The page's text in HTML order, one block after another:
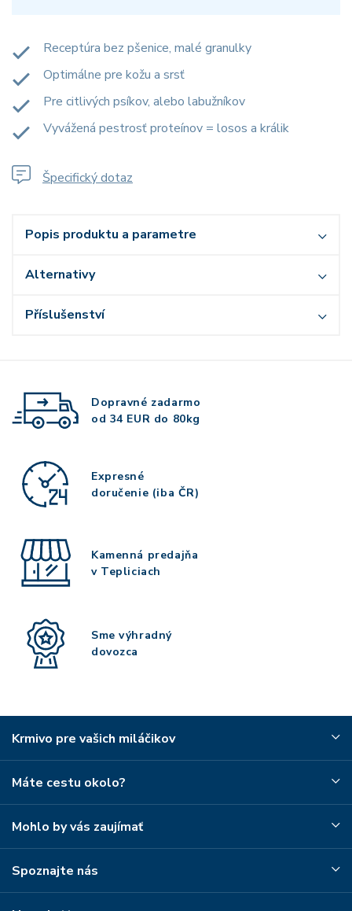
Receptúra bez pšenice, malé granulky
Optimálne pre kožu a srsť
Pre citlivých psíkov, alebo labužníkov
Vyvážená pestrosť proteínov = losos a králik
Špecifický dotaz
Popis produktu a parametre
Alternativy
Příslušenství
Dopravné zadarmo
od 34 EUR do 80kg
Expresné
doručenie (iba ČR)
Kamenná predajňa
v Tepliciach
Sme výhradný
dovozca
Krmivo pre vašich miláčikov
Máte cestu okolo?
Mohlo by vás zaujímať
Spoznajte nás